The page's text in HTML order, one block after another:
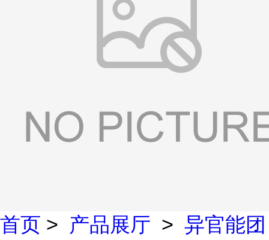
首页 > 产品展厅 > 异官能团